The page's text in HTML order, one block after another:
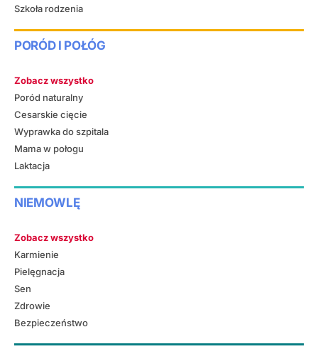
Szkoła rodzenia
PORÓD I POŁÓG
Zobacz wszystko
Poród naturalny
Cesarskie cięcie
Wyprawka do szpitala
Mama w połogu
Laktacja
NIEMOWLĘ
Zobacz wszystko
Karmienie
Pielęgnacja
Sen
Zdrowie
Bezpieczeństwo